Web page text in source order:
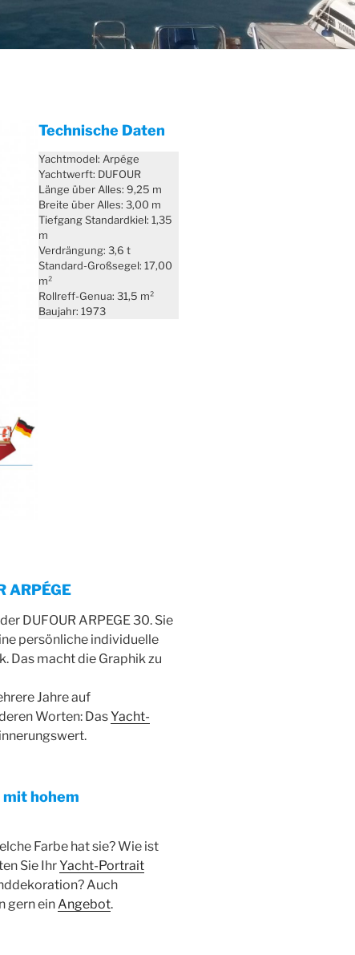
Technische Daten
Yachtmodel: Arpége
Yachtwerft: DUFOUR
Länge über Alles: 9,25 m
Breite über Alles: 3,00 m
Tiefgang Standardkiel: 1,35
m
Verdrängung: 3,6 t
Standard-Großsegel: 17,00
m²
Rollreff-Genua: 31,5 m²
Baujahr: 1973
ARPÉGE
DUFOUR ARPEGE 30. Sie
persönliche individuelle
Das macht die Graphik zu
Jahre auf
Worten: DasYacht-
mit hohem
Farbe hat sie? Wie ist
Sie IhrYacht-Portrait
Auch
gern einAngebot.